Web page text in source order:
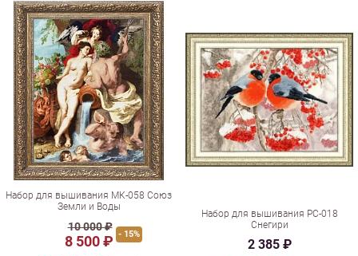
Набор для вышивания МК-058 Союз
Земли и Воды
10 000 ₽
8 500 ₽ - 15%
Набор для вышивания РС-018
Снегири
2 385 ₽